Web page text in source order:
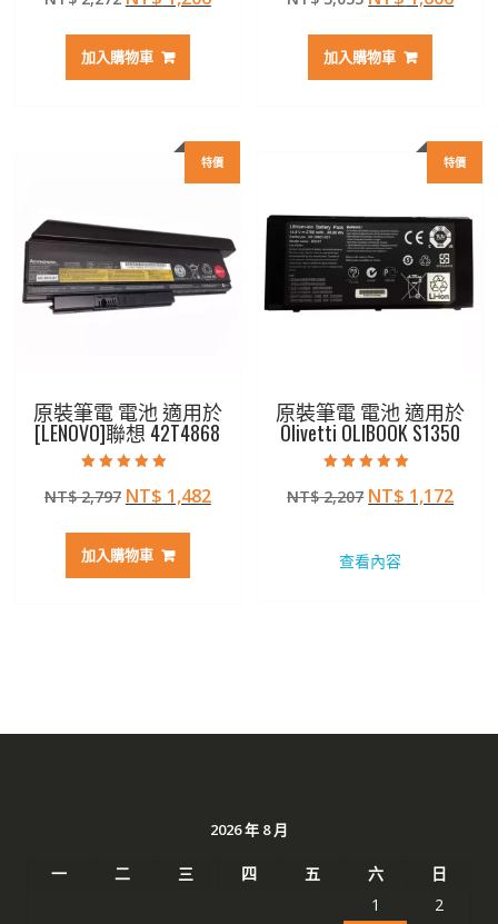
滿分 5
價
格：
加入購物車
滿分 5
價
格：
加入購物車
特價
原裝筆電 電池 適用於
[LENOVO]聯想 42T4868
5.00
滿分 5
NT$2,797 原
價
格：
NT$ 1,482目
加入購物車
特價
原裝筆電 電池 適用於
Olivetti OLIBOOK S1350
5.00
滿分 5
NT$2,207 原
格：
NT$ 1,172目
查看內容
2026 年 8 月
一 二 三 四 五 六
日
1
2